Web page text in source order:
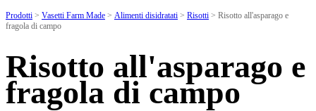
Prodotti > Vasetti Farm Made > Alimenti disidratati > Risotti > Risotto all'asparago e
fragola di campo
Risotto all'asparago e
fragola di campo